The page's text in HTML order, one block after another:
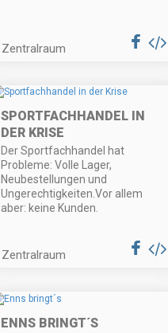
Zentralraum
SPORTFACHHANDEL IN
DER KRISE
Der Sportfachhandel hat
Probleme: Volle Lager,
Neubestellungen und
Ungerechtigkeiten.Vor allem
aber: keine Kunden.
Zentralraum
ENNS BRINGT´S